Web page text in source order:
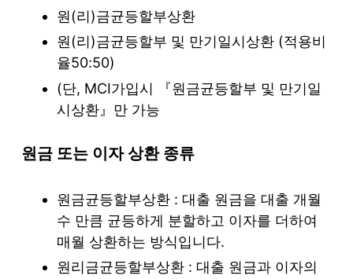
원(리)금균등할부상환
원(리)금균등할부 및 만기일시상환 (적용비
율50:50)
(단, MCI가입시 『원금균등할부 및 만기일
시상환』만 가능
원금 또는 이자 상환 종류
원금균등할부상환 : 대출 원금을 대출 개월
수 만큼 균등하게 분할하고 이자를 더하여
매월 상환하는 방식입니다.
원리금균등할부상환 : 대출 원금과 이자의